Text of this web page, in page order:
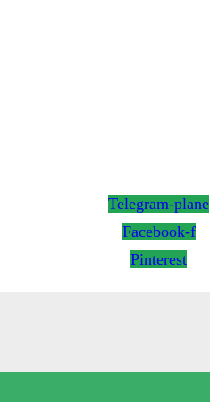
Telegram-plane
Facebook-f
Pinterest